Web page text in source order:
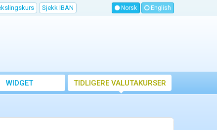
Sjekk IBAN Norsk English
WIDGET TIDLIGERE VALUTAKURSER